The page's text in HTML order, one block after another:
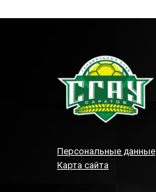
Персональные данные
Карта сайта